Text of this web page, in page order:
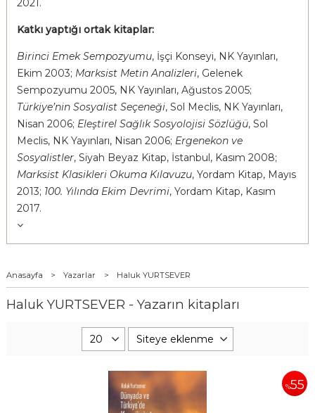
2021.
Katkı yaptığı ortak kitaplar:
Birinci Emek Sempozyumu, İşçi Konseyi, NK Yayınları,
Ekim 2003; Marksist Metin Analizleri, Gelenek
Sempozyumu 2005, NK Yayınları, Ağustos 2005;
Türkiye’nin Sosyalist Seçeneği, Sol Meclis, NK Yayınları,
Nisan 2006; Eleştirel Sağlık Sosyolojisi Sözlüğü, Sol
Meclis, NK Yayınları, Nisan 2006; Ergenekon ve
Sosyalistler, Siyah Beyaz Kitap, İstanbul, Kasım 2008;
Marksist Klasikleri Okuma Kılavuzu, Yordam Kitap, Mayıs
2013; 100. Yılında Ekim Devrimi, Yordam Kitap, Kasım
2017.
Anasayfa > Yazarlar > Haluk YURTSEVER
Haluk YURTSEVER - Yazarın kitapları
%55